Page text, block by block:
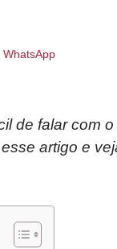
WhatsApp
de falar com
artigo e